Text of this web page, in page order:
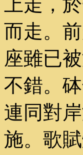
而走。
座雖已
不錯。
連同對
施。歌